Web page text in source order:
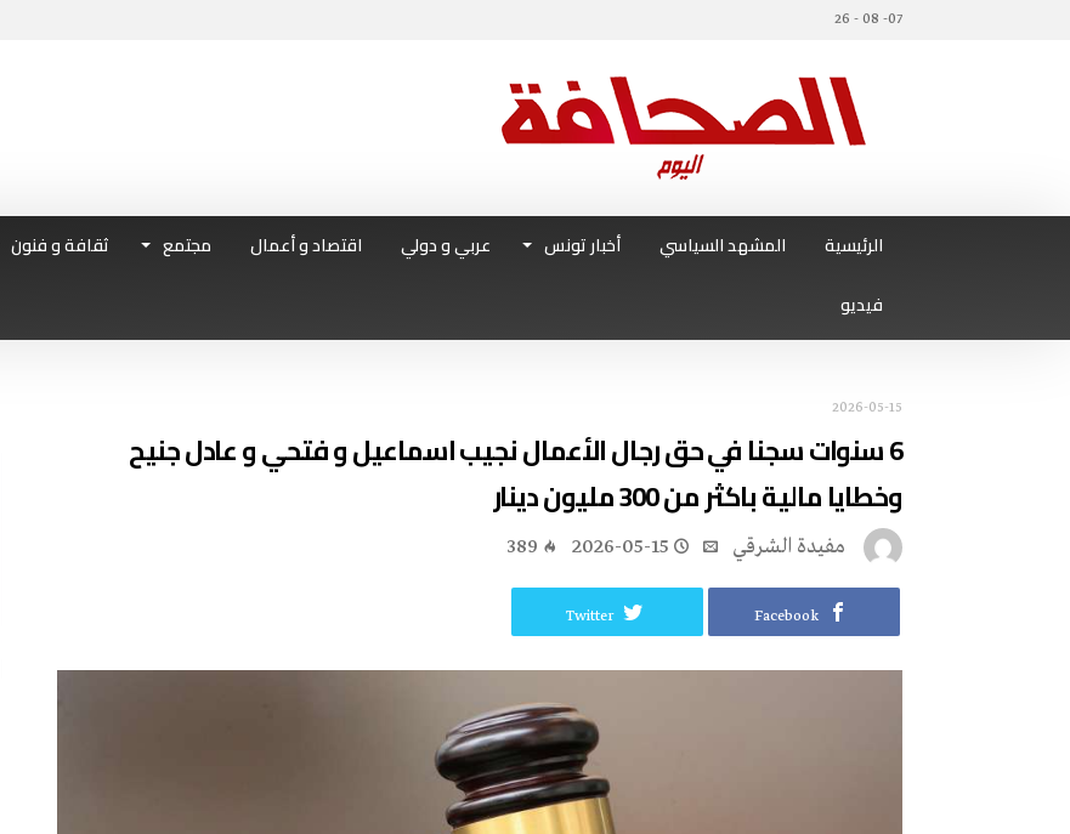
07- 08 - 26
الرئيسية المشهد السياسي أخبار تونس عربي و دولي اقتصاد و أعمال مجتمع ثقافة و فنون
فيديو
2026-05-15
6 سنوات سجنا في حق رجال الأعمال نجيب اسماعيل و فتحي و عادل جنيح
وخطايا مالية باكثر من 300 مليون دينار
مفيدة الشرقي 2026-05-15
389
Facebook
Twitter